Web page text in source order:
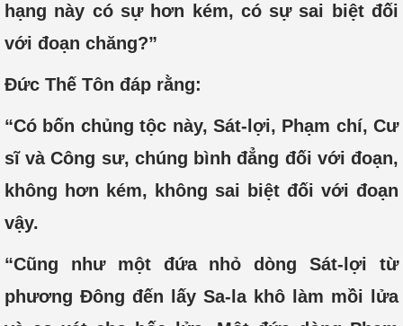
hạng này có sự hơn kém, có sự sai biệt đối
với đoạn chăng?”
Đức Thế Tôn đáp rằng:
“Có bốn chủng tộc này, Sát-lợi, Phạm chí, Cư
sĩ và Công sư, chúng bình đẳng đối với đoạn,
không hơn kém, không sai biệt đối với đoạn
vậy.
“Cũng như một đứa nhỏ dòng Sát-lợi từ
phương Đông đến lấy Sa-la khô làm mồi lửa